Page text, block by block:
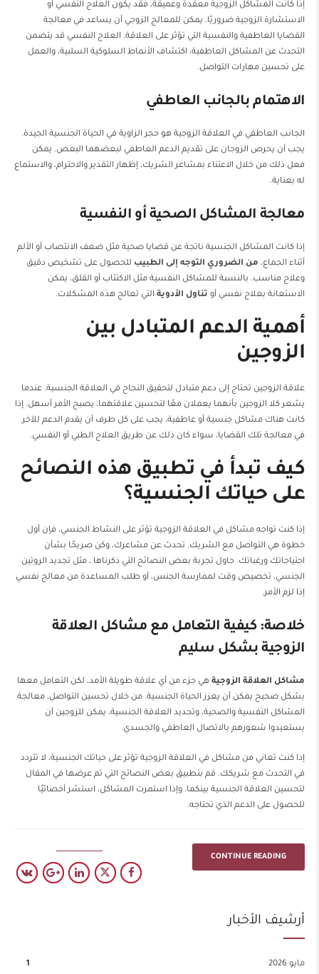
إذا كانت المشاكل الزوجية معقدة وعميقة، فقد يكون العلاج النفسي أو
الاستشارة الزوجية ضروريًا. يمكن للمعالج الزوجي أن يساعد في معالجة
القضايا العاطفية والنفسية التي تؤثر على العلاقة. العلاج النفسي قد يتضمن
التحدث عن المشاكل العاطفية، اكتشاف الأنماط السلوكية السلبية، والعمل
على تحسين مهارات التواصل.
الاهتمام بالجانب العاطفي
الجانب العاطفي في العلاقة الزوجية هو حجر الزاوية في الحياة الجنسية الجيدة.
يجب أن يحرص الزوجان على تقديم الدعم العاطفي لبعضهما البعض. يمكن
فعل ذلك من خلال الاعتناء بمشاعر الشريك، إظهار التقدير والاحترام، والاستماع
له بعناية.
معالجة المشاكل الصحية أو النفسية
إذا كانت المشاكل الجنسية ناتجة عن قضايا صحية مثل ضعف الانتصاب أو الألم
أثناء الجماع، من الضروري التوجه إلى الطبيب للحصول على تشخيص دقيق
وعلاج مناسب. بالنسبة للمشاكل النفسية مثل الاكتئاب أو القلق، يمكن
الاستعانة بعلاج نفسي أو تناول الأدوية التي تعالج هذه المشكلات.
أهمية الدعم المتبادل بين
الزوجين
علاقة الزوجين تحتاج إلى دعم متبادل لتحقيق النجاح في العلاقة الجنسية. عندما
يشعر كلا الزوجين بأنهما يعملان معًا لتحسين علاقتهما، يصبح الأمر أسهل. إذا
كانت هناك مشاكل جنسية أو عاطفية، يجب على كل طرف أن يقدم الدعم للآخر
في معالجة تلك القضايا، سواء كان ذلك عن طريق العلاج الطبي أو النفسي.
كيف تبدأ في تطبيق هذه النصائح
على حياتك الجنسية؟
إذا كنت تواجه مشاكل في العلاقة الزوجية تؤثر على النشاط الجنسي، فإن أول
خطوة هي التواصل مع الشريك. تحدث عن مشاعرك، وكن صريحًا بشأن
احتياجاتك ورغباتك. حاول تجربة بعض النصائح التي ذكرناها ، مثل تجديد الروتين
الجنسي، تخصيص وقت لممارسة الجنس، أو طلب المساعدة من معالج نفسي
إذا لزم الأمر.
خلاصة: كيفية التعامل مع مشاكل العلاقة
الزوجية بشكل سليم
مشاكل العلاقة الزوجية هي جزء من أي علاقة طويلة الأمد، لكن التعامل معها
بشكل صحيح يمكن أن يعزز الحياة الجنسية. من خلال تحسين التواصل، معالجة
المشاكل النفسية والصحية، وتجديد العلاقة الجنسية، يمكن للزوجين أن
يستعيدوا شعورهم بالاتصال العاطفي والجسدي.
إذا كنت تعاني من مشاكل في العلاقة الزوجية تؤثر على حياتك الجنسية، لا تتردد
في التحدث مع شريكك. قم بتطبيق بعض النصائح التي تم عرضها في المقال
لتحسين العلاقة الجنسية بينكما. وإذا استمرت المشاكل، استشر أخصائيًا
للحصول على الدعم الذي تحتاجه.
CONTINUE READING
أرشيف الأخبار
مايو 2026 1